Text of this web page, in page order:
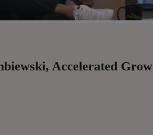
Accelerated